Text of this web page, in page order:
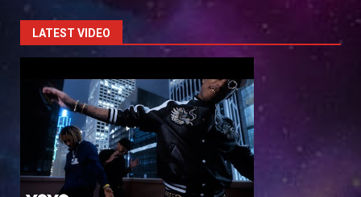
LATEST VIDEO